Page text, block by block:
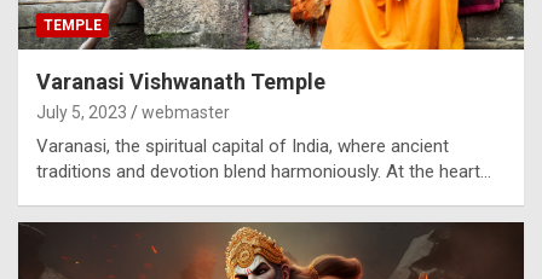
TEMPLE
Varanasi Vishwanath Temple
July 5, 2023 webmaster
Varanasi, the spiritual capital of India, where ancient
traditions and devotion blend harmoniously. At the heart…